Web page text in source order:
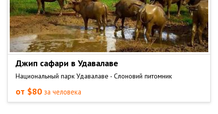
Джип сафари в Удавалаве
Национальный парк Удавалаве - Слоновий питомник
от $80 за человека